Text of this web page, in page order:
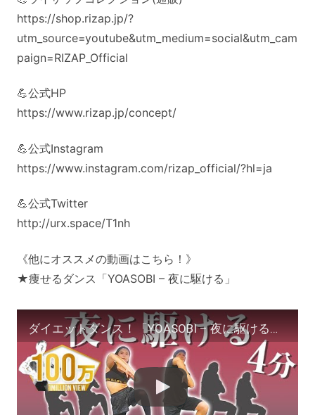
https://shop.rizap.jp/?
utm_source=youtube&utm_medium=social&utm_cam
paign=RIZAP_Official
💪公式HP
https://www.rizap.jp/concept/
💪公式Instagram
https://www.instagram.com/rizap_official/?hl=ja
💪公式Twitter
http://urx.space/T1nh
《他にオススメの動画はこちら！》
★痩せるダンス「YOASOBI – 夜に駆ける」
ダイエットダンス！「YOASOBI – 夜に駆ける」ダンス初心者でも楽しく4分で痩せる！